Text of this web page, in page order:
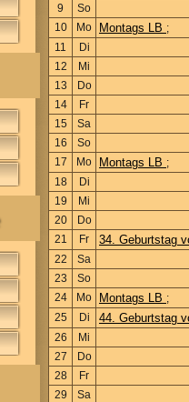
9
So
10
Mo Montags LB ;
11
Di
12
Mi
13
Do
14
Fr
15
Sa
16
So
17
Mo Montags LB ;
18
Di
19
Mi
20
Do
21
Fr 34. Geburtstag
22
Sa
23
So
24
Mo Montags LB ;
25
Di 44. Geburtstag
26
Mi
27
Do
28
Fr
29
Sa